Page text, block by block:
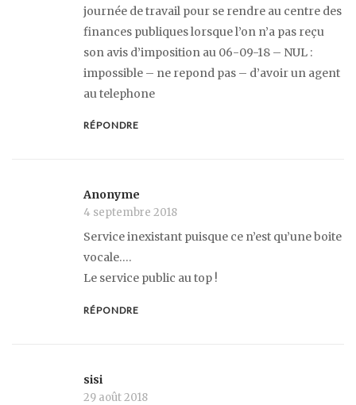
journée de travail pour se rendre au centre des
finances publiques lorsque l’on n’a pas reçu
son avis d’imposition au 06-09-18 – NUL :
impossible – ne repond pas – d’avoir un agent
au telephone
RÉPONDRE
Anonyme
4 septembre 2018
Service inexistant puisque ce n’est qu’une boite
vocale….
Le service public au top !
RÉPONDRE
sisi
29 août 2018